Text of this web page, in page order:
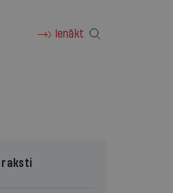
Ienākt
raksti